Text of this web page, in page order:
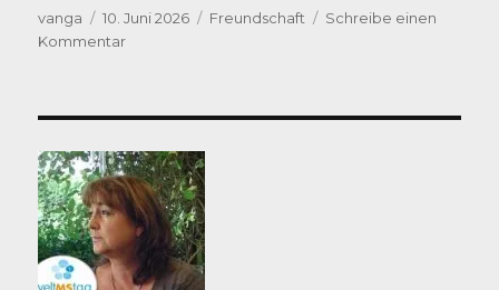
Autor
vanga
Veröffentlicht
am
10. Juni 2026 Kategorien
Freundschaft
Schreibe einen
Kommentarzu